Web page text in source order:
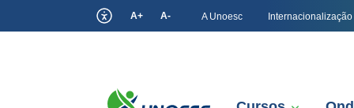
A+ A- A Unoesc Internacionalização